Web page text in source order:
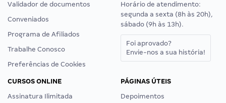
Validador de documentos
Conveniados
Programa de Afiliados
Trabalhe Conosco
Preferências de Cookies
Horário de atendimento:
segunda a sexta (8h às 20h),
sábado (9h às 13h).
Foi aprovado?
Envie-nos a sua história!
CURSOS ONLINE
Assinatura Ilimitada
PÁGINAS ÚTEIS
Depoimentos